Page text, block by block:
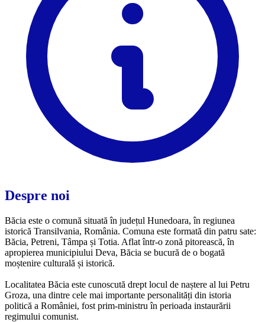
Despre noi
Băcia este o comună situată în județul Hunedoara, în regiunea
istorică Transilvania, România. Comuna este formată din patru sate:
Băcia, Petreni, Tâmpa și Totia. Aflat într-o zonă pitorească, în
apropierea municipiului Deva, Băcia se bucură de o bogată
moștenire culturală și istorică.
Localitatea Băcia este cunoscută drept locul de naștere al lui Petru
Groza, una dintre cele mai importante personalități din istoria
politică a României, fost prim-ministru în perioada instaurării
regimului comunist.